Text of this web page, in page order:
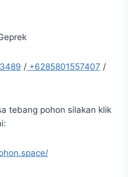
/ +6285801557407 /
tebang pohon silakan klik